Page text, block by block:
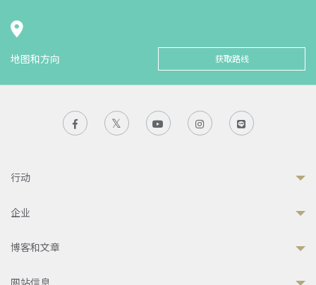
地图和方向 获取路线
行动
企业
博客和文章